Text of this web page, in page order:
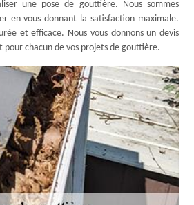
une pose de gouttière. Nous sommes
en vous donnant la satisfaction maximale.
et efficace. Nous vous donnons un devis
chacun de vos projets de gouttière.